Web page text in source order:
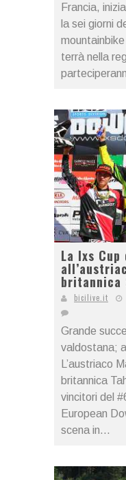
Francia,
la sei giorni
terrà nella
La Ixs
britannica
bicilive.it
Grande
valdostana;
L’austriaco
britannica
vincitori del
European
scena in...